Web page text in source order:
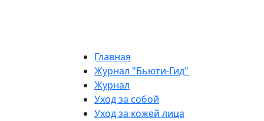
Главная
Журнал "Бьюти-Гид"
Журнал
Уход за собой
Уход за кожей лица